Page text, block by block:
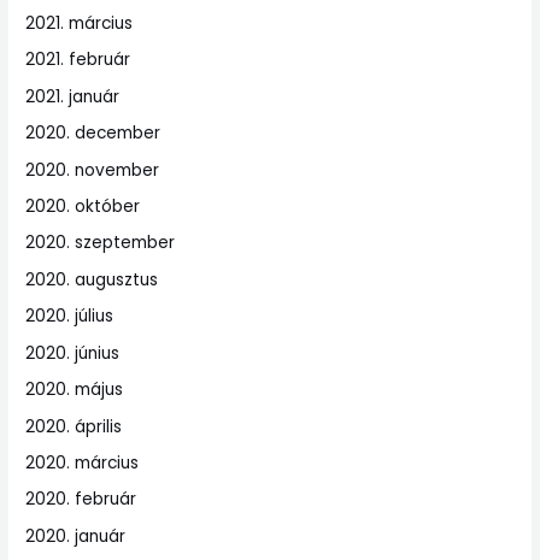
2021. március
2021. február
2021. január
2020. december
2020. november
2020. október
2020. szeptember
2020. augusztus
2020. július
2020. június
2020. május
2020. április
2020. március
2020. február
2020. január